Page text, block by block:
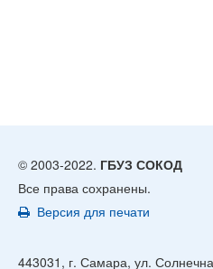
© 2003-2022. ГБУЗ СОКОД
Все права сохранены.
Версия для печати
443031, г. Самара, ул.